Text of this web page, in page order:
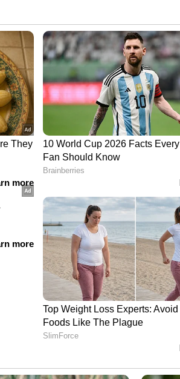
സൗന്ദര്യം മെച്ചപ്പെടുത്തും.
സൂര്യന്റെ ഹാനികരമായ
പാടുകൾ, ചെറിയ പൊള്ളലുകൾ